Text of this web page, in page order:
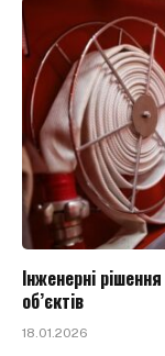
Інженерні
об’єктів
18.01.2026